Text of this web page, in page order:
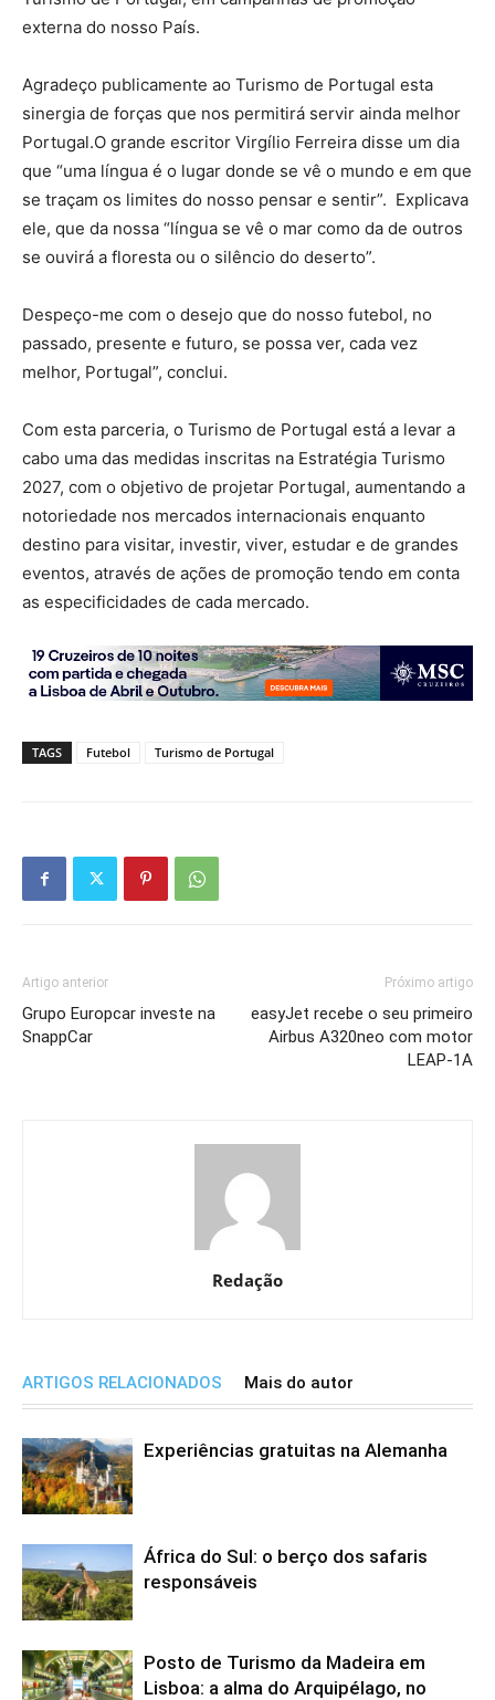
externa do nosso País.
Agradeço publicamente ao Turismo de Portugal esta
sinergia de forças que nos permitirá servir ainda melhor
Portugal.O grande escritor Virgílio Ferreira disse um dia
que “uma língua é o lugar donde se vê o mundo e em que
se traçam os limites do nosso pensar e sentir”. Explicava
ele, que da nossa “língua se vê o mar como da de outros
se ouvirá a floresta ou o silêncio do deserto”.
Despeço-me com o desejo que do nosso futebol, no
passado, presente e futuro, se possa ver, cada vez
melhor, Portugal”, conclui.
Com esta parceria, o Turismo de Portugal está a levar a
cabo uma das medidas inscritas na Estratégia Turismo
2027, com o objetivo de projetar Portugal, aumentando a
notoriedade nos mercados internacionais enquanto
destino para visitar, investir, viver, estudar e de grandes
eventos, através de ações de promoção tendo em conta
as especificidades de cada mercado.
TAGS Futebol Turismo de Portugal
Artigo anterior
Grupo Europcar investe na
SnappCar
Próximo artigo
easyJet recebe o seu primeiro
Airbus A320neo com motor
LEAP-1A
Redação
ARTIGOS RELACIONADOS Mais do autor
Experiências gratuitas na Alemanha
África do Sul: o berço dos safaris
responsáveis
Posto de Turismo da Madeira em
Lisboa: a alma do Arquipélago, no